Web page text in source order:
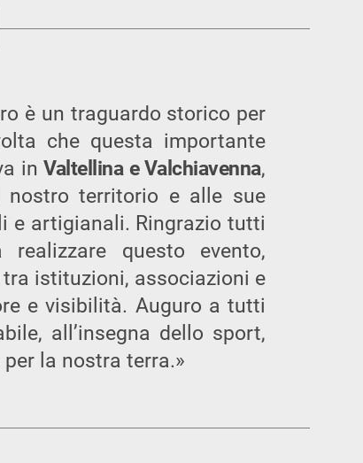
è un traguardo storico per
che questa importante
inValtellina e Valchiavenna,
nostro territorio e alle sue
e artigianali. Ringrazio tutti
questo evento,
tra istituzioni, associazioni e
e visibilità. Auguro a tutti
all’insegna dello sport,
per la nostra terra.»